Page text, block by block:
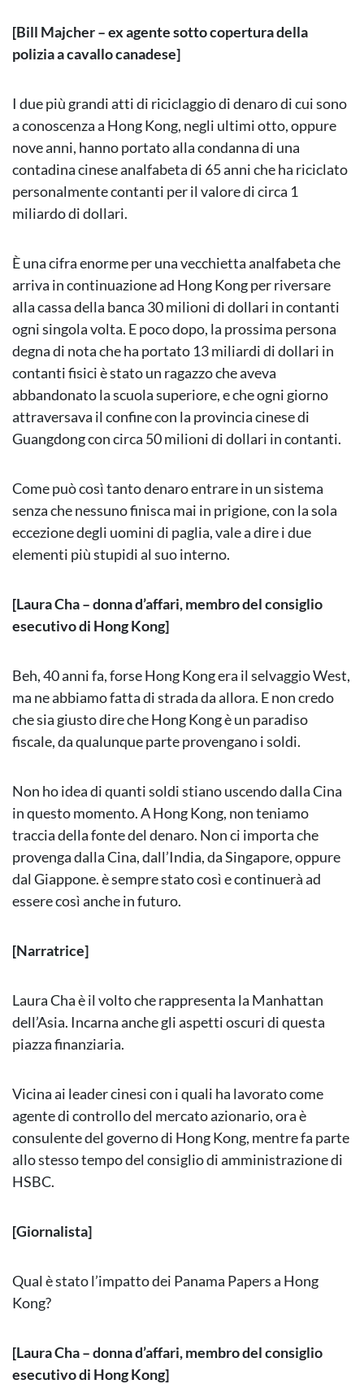
[Bill Majcher – ex agente sotto copertura della
polizia a cavallo canadese]
I due più grandi atti di riciclaggio di denaro di cui sono
a conoscenza a Hong Kong, negli ultimi otto, oppure
nove anni, hanno portato alla condanna di una
contadina cinese analfabeta di 65 anni che ha riciclato
personalmente contanti per il valore di circa 1
miliardo di dollari.
È una cifra enorme per una vecchietta analfabeta che
arriva in continuazione ad Hong Kong per riversare
alla cassa della banca 30 milioni di dollari in contanti
ogni singola volta. E poco dopo, la prossima persona
degna di nota che ha portato 13 miliardi di dollari in
contanti fisici è stato un ragazzo che aveva
abbandonato la scuola superiore, e che ogni giorno
attraversava il confine con la provincia cinese di
Guangdong con circa 50 milioni di dollari in contanti.
Come può così tanto denaro entrare in un sistema
senza che nessuno finisca mai in prigione, con la sola
eccezione degli uomini di paglia, vale a dire i due
elementi più stupidi al suo interno.
[Laura Cha – donna d’affari, membro del consiglio
esecutivo di Hong Kong]
Beh, 40 anni fa, forse Hong Kong era il selvaggio West,
ma ne abbiamo fatta di strada da allora. E non credo
che sia giusto dire che Hong Kong è un paradiso
fiscale, da qualunque parte provengano i soldi.
Non ho idea di quanti soldi stiano uscendo dalla Cina
in questo momento. A Hong Kong, non teniamo
traccia della fonte del denaro. Non ci importa che
provenga dalla Cina, dall’India, da Singapore, oppure
dal Giappone. è sempre stato così e continuerà ad
essere così anche in futuro.
[Narratrice]
Laura Cha è il volto che rappresenta la Manhattan
dell’Asia. Incarna anche gli aspetti oscuri di questa
piazza finanziaria.
Vicina ai leader cinesi con i quali ha lavorato come
agente di controllo del mercato azionario, ora è
consulente del governo di Hong Kong, mentre fa parte
allo stesso tempo del consiglio di amministrazione di
HSBC.
[Giornalista]
Qual è stato l’impatto dei Panama Papers a Hong
Kong?
[Laura Cha – donna d’affari, membro del consiglio
esecutivo di Hong Kong]